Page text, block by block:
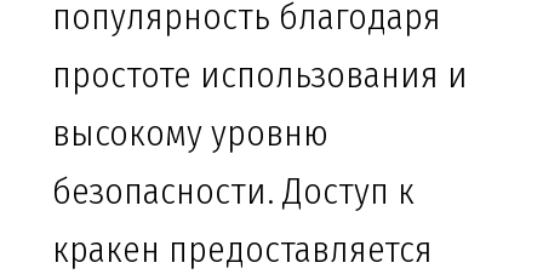
популярность благодаря
простоте использования и
высокому уровню
безопасности. Доступ к
кракен предоставляется